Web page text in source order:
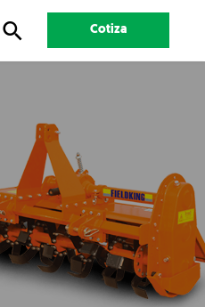
Cotiza